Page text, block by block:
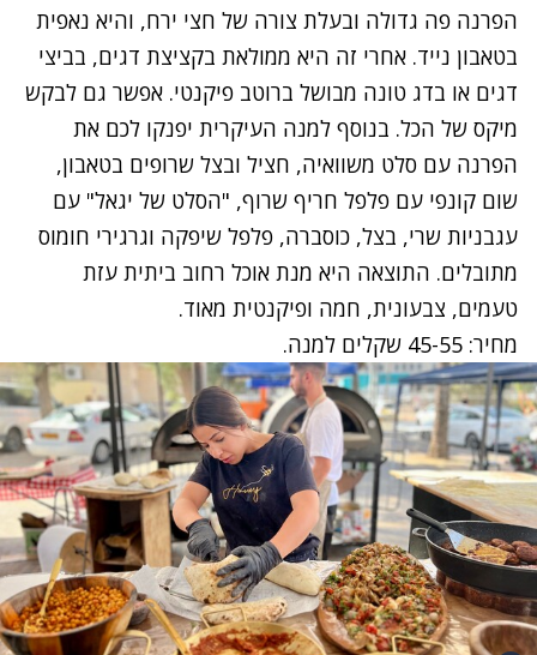
הפרנה פה גדולה ובעלת צורה של חצי ירח, והיא נאפית
בטאבון נייד. אחרי זה היא ממולאת בקציצת דגים, בביצי
דגים או בדג טונה מבושל ברוטב פיקנטי. אפשר גם לבקש
מיקס של הכל. בנוסף למנה העיקרית יפנקו לכם את
הפרנה עם סלט משוואיה, חציל ובצל שרופים בטאבון,
שום קונפי עם פלפל חריף שרוף, "הסלט של יגאל" עם
עגבניות שרי, בצל, כוסברה, פלפל שיפקה וגרגירי חומוס
מתובלים. התוצאה היא מנת אוכל רחוב ביתית עזת
טעמים, צבעונית, חמה ופיקנטית מאוד.
מחיר: 45-55 שקלים למנה.